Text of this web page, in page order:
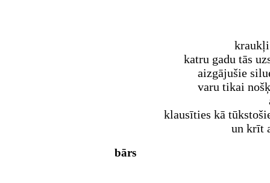
kraukļi
katru gadu tās
aizgājušie
varu tikai
klausīties kā
un krīt
bārs